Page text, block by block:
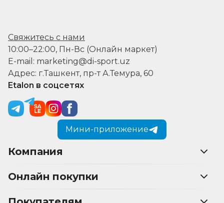
Свяжитесь с нами
10:00–22:00, Пн-Вс (Онлайн маркет)
E-mail: marketing@di-sport.uz
Адрес: г.Ташкент, пр-т А.Темура, 60
Etalon в соцсетях
Мини-приложение
Компания
Онлайн покупки